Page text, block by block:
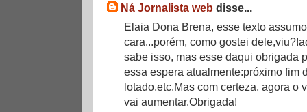
Ná Jornalista web disse...
Elaia Dona Brena, esse texto
cara...porém, como gostei
sabe isso, mas esse daqui obrigada
essa espera atualmente:próximo fim
lotado,etc.Mas com certeza, agora o
vai aumentar.Obrigada!